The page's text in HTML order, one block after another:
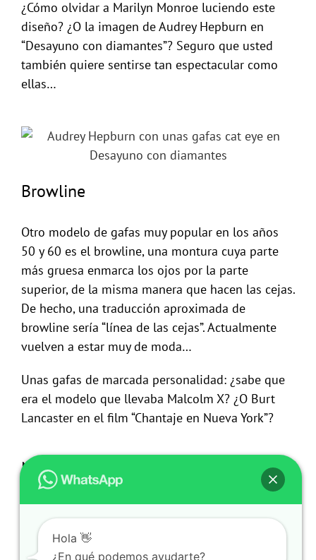
¿Cómo olvidar a Marilyn Monroe luciendo este
diseño? ¿O la imagen de Audrey Hepburn en
“Desayuno con diamantes”? Seguro que usted
también quiere sentirse tan espectacular como
ellas…
Browline
Otro modelo de gafas muy popular en los años
50 y 60 es el browline, una montura cuya parte
más gruesa enmarca los ojos por la parte
superior, de la misma manera que hacen las cejas.
De hecho, una traducción aproximada de
browline sería “línea de las cejas”. Actualmente
vuelven a estar muy de moda…
Unas gafas de marcada personalidad: ¿sabe que
era el modelo que llevaba Malcolm X? ¿O Burt
Lancaster en el film “Chantaje en Nueva York”?
Novedades
Hola 👋
¿En qué podemos ayudarte?